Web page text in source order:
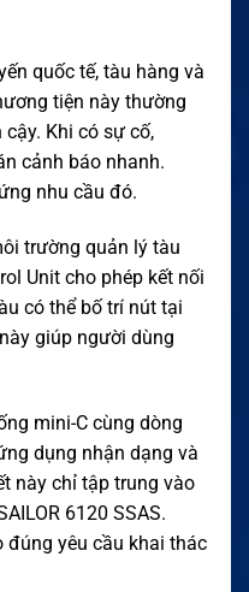
quốc tế, tàu hàng và
tiện này thường
Khi có sự cố,
cảnh báo nhanh.
nhu cầu đó.
trường quản lý tàu
Unit cho phép kết nối
có thể bố trí nút tại
giúp người dùng
mini-C cùng dòng
dụng nhận dạng và
này chỉ tập trung vào
6120 SSAS.
đúng yêu cầu khai thác